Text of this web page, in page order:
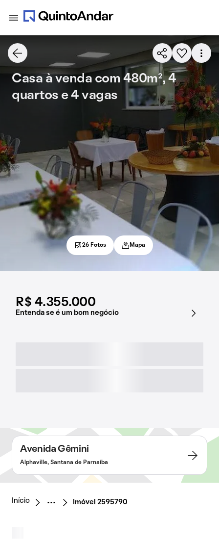
R$ 4.355.000
Entenda se é um bom negócio
Casa à venda com 480m², 4
quartos e 4 vagas
26 Fotos Mapa
Avenida Gêmini
Alphaville, Santana de Parnaíba
Início Imóvel 2595790